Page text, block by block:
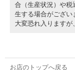
合（生産状況）や税
生する場合がござい
大変恐れ入りますが
お店のトップへ戻る